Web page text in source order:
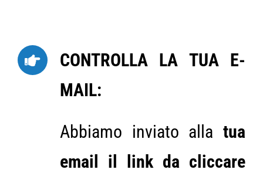
CONTROLLA LA TUA E-
MAIL:
Abbiamo inviato alla tua
email il link da cliccare